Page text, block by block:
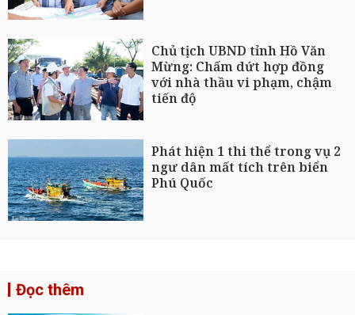
Chủ tịch UBND tỉnh Hồ Văn
Mừng: Chấm dứt hợp đồng
với nhà thầu vi phạm, chậm
tiến độ
Phát hiện 1 thi thể trong vụ 2
ngư dân mất tích trên biển
Phú Quốc
Đọc thêm